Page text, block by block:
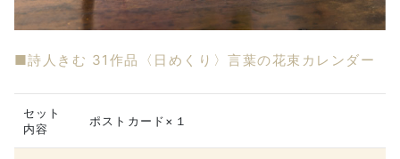
■詩人きむ 31作品〈日めくり〉言葉の花束カレンダー
セット
内容
ポストカード×１